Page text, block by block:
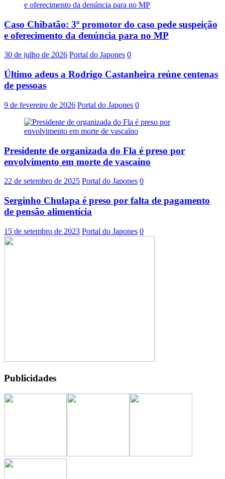
Caso Chibatão: 3º promotor do caso pede suspeição
e oferecimento da denúncia para no MP
30 de julho de 2026 Portal do Japones 0
Último adeus a Rodrigo Castanheira reúne centenas
de pessoas
9 de fevereiro de 2026 Portal do Japones 0
Presidente de organizada do Fla é preso por
envolvimento em morte de vascaíno
22 de setembro de 2025 Portal do Japones 0
Serginho Chulapa é preso por falta de pagamento
de pensão alimentícia
15 de setembro de 2023 Portal do Japones 0
Publicidades